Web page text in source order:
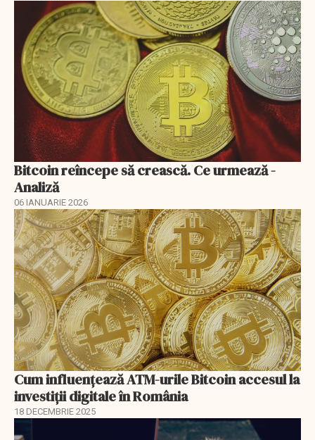
Bitcoin reîncepe să crească. Ce urmează -
Analiză
06 IANUARIE 2026
Cum influențează ATM-urile Bitcoin accesul la
investiții digitale în România
18 DECEMBRIE 2025